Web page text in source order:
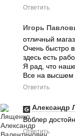
Ответить
Игорь
отличный
Очень быстро
здесь есть
Я рад, что
Все на высшем
Ответить
Александр
Воблер
Ответить